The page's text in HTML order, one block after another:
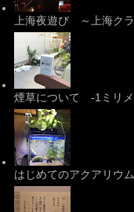
上海夜遊び ～上海ク
煙草について -1ミリメ
はじめてのアクアリウ